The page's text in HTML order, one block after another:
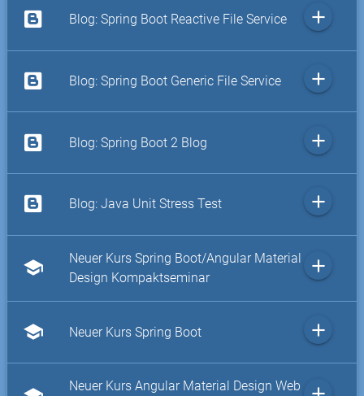
Blog: Spring Boot Reactive File Service add
Blog: Spring Boot Generic File Service add
Blog: Spring Boot 2 Blog add
Blog: Java Unit Stress Test add
school
Neuer Kurs Spring Boot/Angular Material
Design Kompaktseminar
add
school Neuer Kurs Spring Boot add
Neuer Kurs Angular Material Design Web